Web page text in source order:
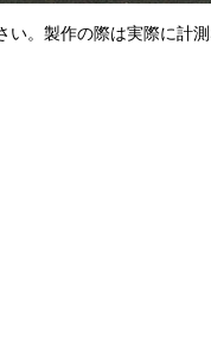
。製作の際は実際に計測